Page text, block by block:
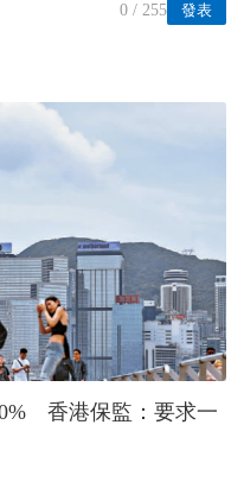
發表
0 / 255
香港保監：要求一